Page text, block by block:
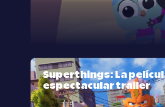
Superthings: La
espectacular trailer